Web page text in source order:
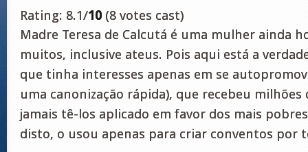
Rating: 8.1/10 (8 votes cast)
Madre Teresa de Calcutá é uma mulher ainda
muitos, inclusive ateus. Pois aqui está a
que tinha interesses apenas em se
uma canonização rápida), que recebeu milhões
jamais tê-los aplicado em favor dos mais
disto, o usou apenas para criar conventos por